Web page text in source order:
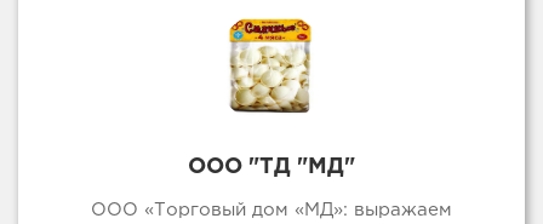
ООО "ТД "МД"
ООО «Торговый дом «МД»: выражаем